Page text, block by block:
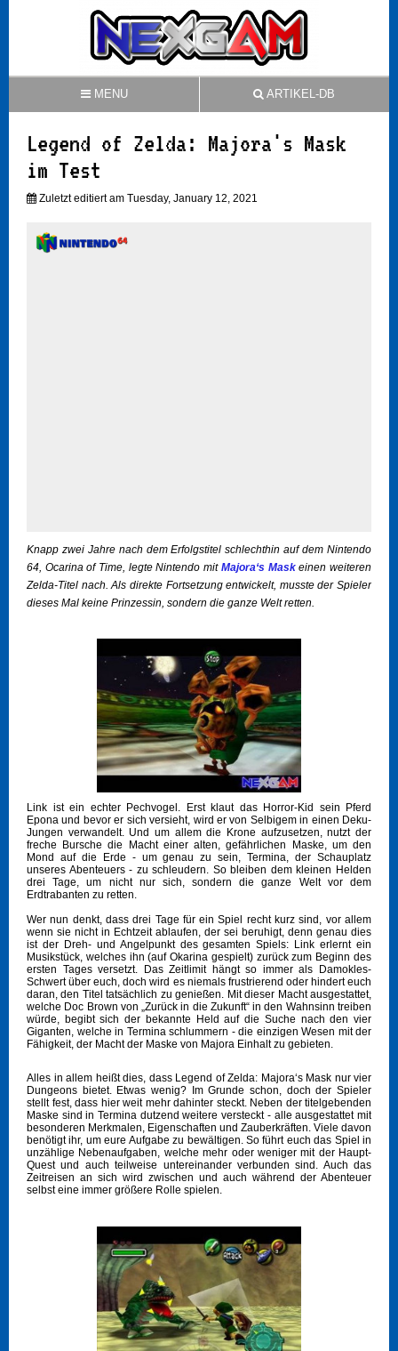
MENU ARTIKEL-DB
Legend of Zelda: Majora's Mask
im Test
Zuletzt editiert am Tuesday, January 12, 2021
Knapp zwei Jahre nach dem Erfolgstitel schlechthin auf dem Nintendo
64, Ocarina of Time, legte Nintendo mit Majora‘s Maskeinen weiteren
Zelda-Titel nach. Als direkte Fortsetzung entwickelt, musste der Spieler
dieses Mal keine Prinzessin, sondern die ganze Welt retten.
Link ist ein echter Pechvogel. Erst klaut das Horror-Kid sein Pferd
Epona und bevor er sich versieht, wird er von Selbigem in einen Deku-
Jungen verwandelt. Und um allem die Krone aufzusetzen, nutzt der
freche Bursche die Macht einer alten, gefährlichen Maske, um den
Mond auf die Erde - um genau zu sein, Termina, der Schauplatz
unseres Abenteuers - zu schleudern. So bleiben dem kleinen Helden
drei Tage, um nicht nur sich, sondern die ganze Welt vor dem
Erdtrabanten zu retten.
Wer nun denkt, dass drei Tage für ein Spiel recht kurz sind, vor allem
wenn sie nicht in Echtzeit ablaufen, der sei beruhigt, denn genau dies
ist der Dreh- und Angelpunkt des gesamten Spiels: Link erlernt ein
Musikstück, welches ihn (auf Okarina gespielt) zurück zum Beginn des
ersten Tages versetzt. Das Zeitlimit hängt so immer als Damokles-
Schwert über euch, doch wird es niemals frustrierend oder hindert euch
daran, den Titel tatsächlich zu genießen. Mit dieser Macht ausgestattet,
welche Doc Brown von „Zurück in die Zukunft“ in den Wahnsinn treiben
würde, begibt sich der bekannte Held auf die Suche nach den vier
Giganten, welche in Termina schlummern - die einzigen Wesen mit der
Fähigkeit, der Macht der Maske von Majora Einhalt zu gebieten.
Alles in allem heißt dies, dass Legend of Zelda: Majora‘s Mask nur vier
Dungeons bietet. Etwas wenig? Im Grunde schon, doch der Spieler
stellt fest, dass hier weit mehr dahinter steckt. Neben der titelgebenden
Maske sind in Termina dutzend weitere versteckt - alle ausgestattet mit
besonderen Merkmalen, Eigenschaften und Zauberkräften. Viele davon
benötigt ihr, um eure Aufgabe zu bewältigen. So führt euch das Spiel in
unzählige Nebenaufgaben, welche mehr oder weniger mit der Haupt-
Quest und auch teilweise untereinander verbunden sind. Auch das
Zeitreisen an sich wird zwischen und auch während der Abenteuer
selbst eine immer größere Rolle spielen.